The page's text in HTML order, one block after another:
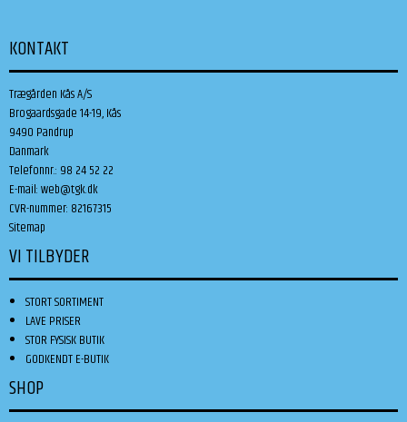
KONTAKT
Trægården Kås A/S
Brogaardsgade 14-19, Kås
9490 Pandrup
Danmark
Telefonnr.: 98 24 52 22
E-mail:web@tgk.dk
CVR-nummer: 82167315
Sitemap
VI TILBYDER
STORT SORTIMENT
LAVE PRISER
STOR FYSISK BUTIK
GODKENDT E-BUTIK
SHOP